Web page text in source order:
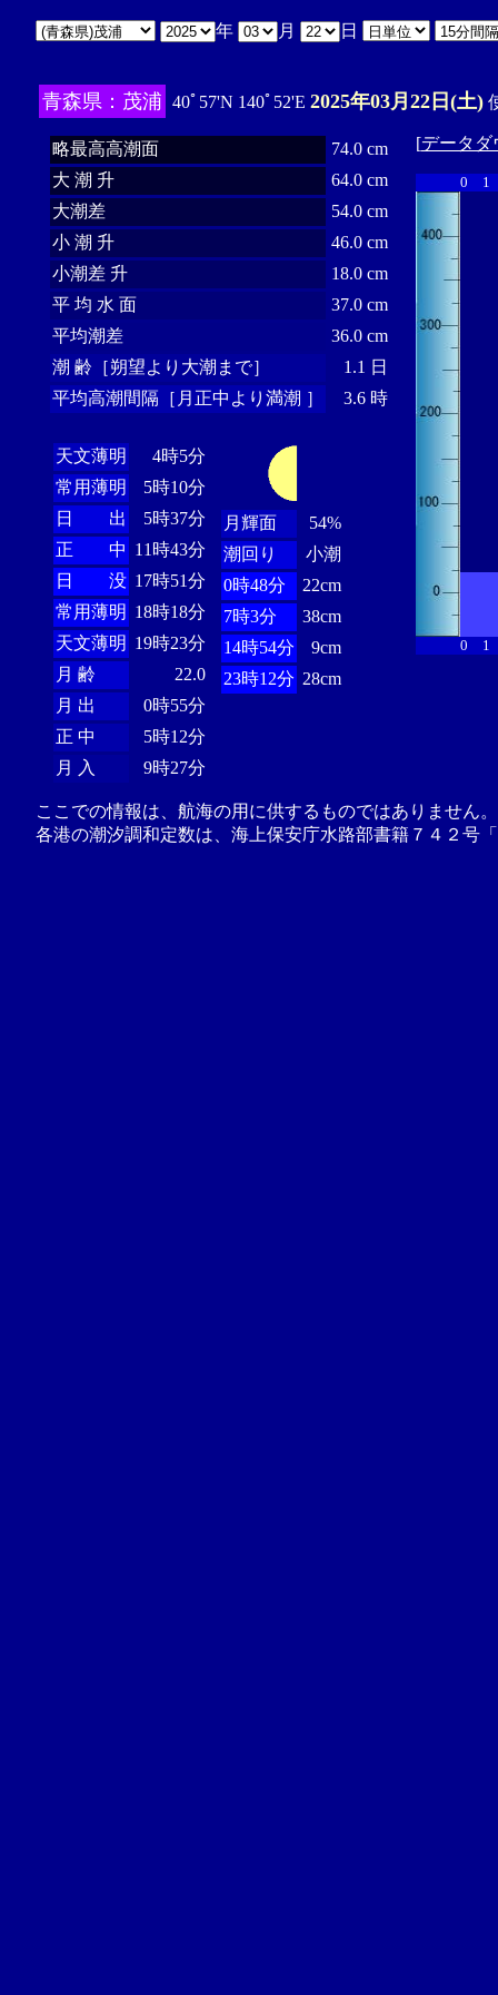
年 月 日
青森県：茂浦 40ﾟ57'N 140ﾟ52'E 2025年03月22日(土)
略最高高潮面
74.0 cm
大 潮 升
64.0 cm
大潮差
54.0 cm
小 潮 升
46.0 cm
小潮差 升
18.0 cm
平 均 水 面
37.0 cm
平均潮差
36.0 cm
潮 齢［朔望より大潮まで］
1.1 日
平均高潮間隔［月正中より満潮 ］
3.6 時
天文薄明
4時5分
常用薄明
5時10分
日 出
5時37分
正 中 11時43分
日 没 17時51分
常用薄明 18時18分
天文薄明 19時23分
月 齢
22.0
月 出
0時55分
正 中
5時12分
月 入
9時27分
月輝面
54%
潮回り
小潮
0時48分
22cm
7時3分
38cm
14時54分
9cm
23時12分 28cm
[データダ
0 1
0 1
ここでの情報は、航海の用に供するものではありません
各港の潮汐調和定数は、海上保安庁水路部書籍７４２号